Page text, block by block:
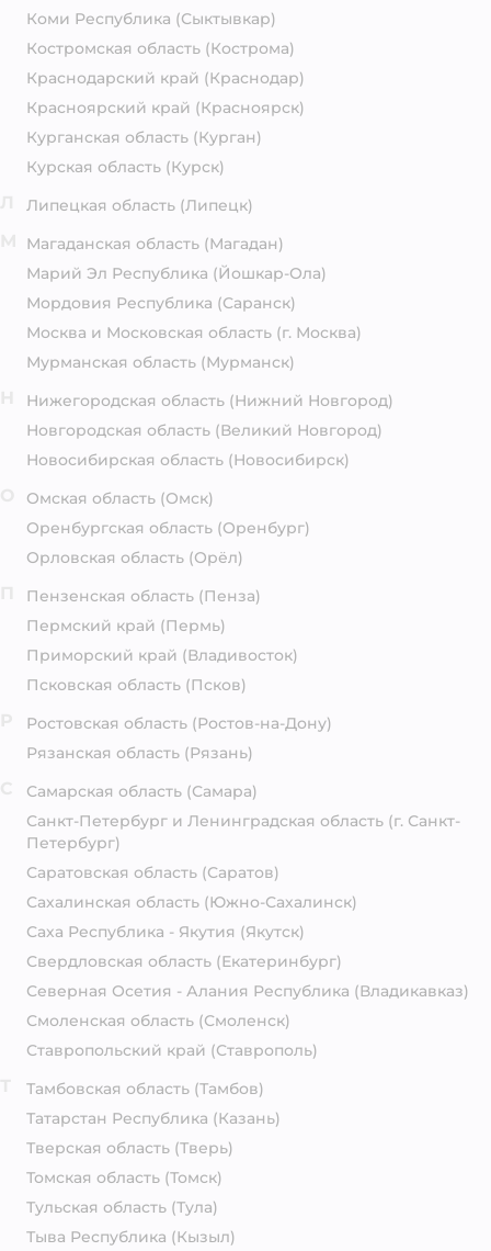
Коми Республика (Сыктывкар)
Костромская область (Кострома)
Краснодарский край (Краснодар)
Красноярский край (Красноярск)
Курганская область (Курган)
Курская область (Курск)
Липецкая область (Липецк)
Магаданская область (Магадан)
Марий Эл Республика (Йошкар-Ола)
Мордовия Республика (Саранск)
Москва и Московская область (г. Москва)
Мурманская область (Мурманск)
Нижегородская область (Нижний Новгород)
Новгородская область (Великий Новгород)
Новосибирская область (Новосибирск)
Омская область (Омск)
Оренбургская область (Оренбург)
Орловская область (Орёл)
Пензенская область (Пенза)
Пермский край (Пермь)
Приморский край (Владивосток)
Псковская область (Псков)
Ростовская область (Ростов-на-Дону)
Рязанская область (Рязань)
Самарская область (Самара)
Санкт-Петербург и Ленинградская область (г. Санкт-
Петербург)
Саратовская область (Саратов)
Сахалинская область (Южно-Сахалинск)
Саха Республика - Якутия (Якутск)
Свердловская область (Екатеринбург)
Северная Осетия - Алания Республика (Владикавказ)
Смоленская область (Смоленск)
Ставропольский край (Ставрополь)
Тамбовская область (Тамбов)
Татарстан Республика (Казань)
Тверская область (Тверь)
Томская область (Томск)
Тульская область (Тула)
Тыва Республика (Кызыл)